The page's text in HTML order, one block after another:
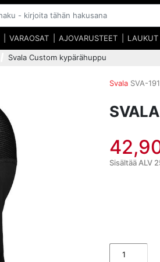
VARAOSAT AJOVARUSTEET LAUKUT
Svala Custom kypärähuppu
Svala SVA-
Sisältää ALV